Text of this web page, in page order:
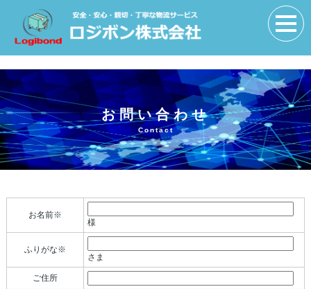
お問い合わせ
Contact
お名前※
様
ふりがな※
さま
ご住所